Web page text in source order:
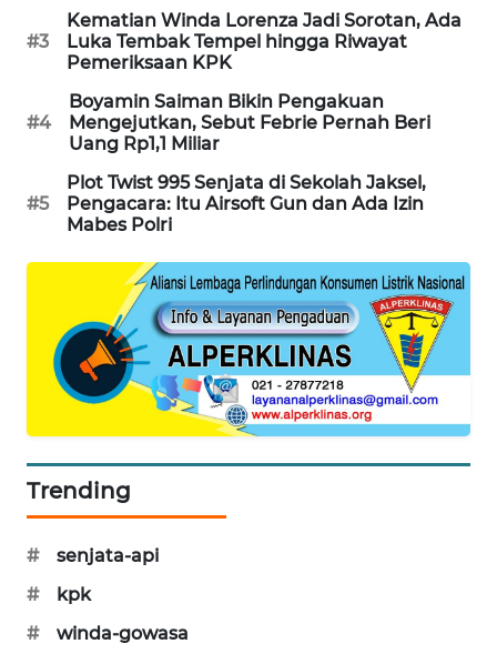
#3
Kematian Winda Lorenza Jadi Sorotan, Ada
Luka Tembak Tempel hingga Riwayat
Pemeriksaan KPK
#4
Boyamin Saiman Bikin Pengakuan
Mengejutkan, Sebut Febrie Pernah Beri
Uang Rp1,1 Miliar
#5
Plot Twist 995 Senjata di Sekolah Jaksel,
Pengacara: Itu Airsoft Gun dan Ada Izin
Mabes Polri
Trending
#
senjata-api
#
kpk
#
winda-gowasa
WAHANANEWS
NET
WAHANA
SPORT
WAHANA
UMKM
WAHANA
WAHANA
PERSONA
WAHANA
WISATA